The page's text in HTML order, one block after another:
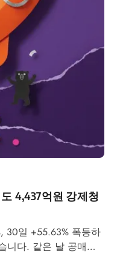
4,437억원 강제청
30일 +55.63% 폭등하
니다. 같은 날 공매도
니다.